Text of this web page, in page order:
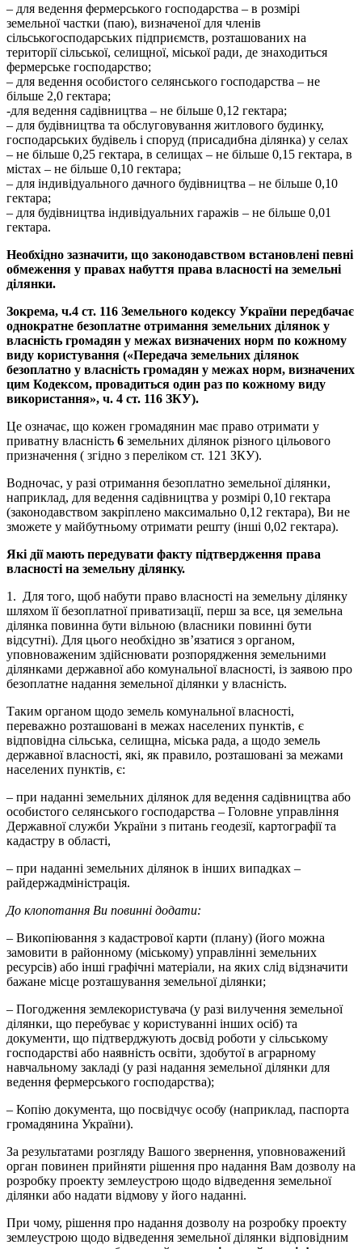
– для ведення фермерського господарства – в розмірі
земельної частки (паю), визначеної для членів
сільськогосподарських підприємств, розташованих на
території сільської, селищної, міської ради, де знаходиться
фермерське господарство;
– для ведення особистого селянського господарства – не
більше 2,0 гектара;
-для ведення садівництва – не більше 0,12 гектара;
– для будівництва та обслуговування житлового будинку,
господарських будівель і споруд (присадибна ділянка) у селах
– не більше 0,25 гектара, в селищах – не більше 0,15 гектара, в
містах – не більше 0,10 гектара;
– для індивідуального дачного будівництва – не більше 0,10
гектара;
– для будівництва індивідуальних гаражів – не більше 0,01
гектара.
Необхідно зазначити, що законодавством встановлені певні
обмеження у правах набуття права власності на земельні
ділянки.
Зокрема, ч.4 ст. 116 Земельного кодексу України передбачає
однократне безоплатне отримання земельних ділянок у
власність громадян у межах визначених норм по кожному
виду користування («Передача земельних ділянок
безоплатно у власність громадян у межах норм, визначених
цим Кодексом, провадиться один раз по кожному виду
використання», ч. 4 ст. 116 ЗКУ).
Це означає, що кожен громадянин має право отримати у
приватну власність 6 земельних ділянок різного цільового
призначення ( згідно з переліком ст. 121 ЗКУ).
Водночас, у разі отримання безоплатно земельної ділянки,
наприклад, для ведення садівництва у розмірі 0,10 гектара
(законодавством закріплено максимально 0,12 гектара), Ви не
зможете у майбутньому отримати решту (інші 0,02 гектара).
Які дії мають передувати факту підтвердження права
власності на земельну ділянку.
1. Для того, щоб набути право власності на земельну ділянку
шляхом її безоплатної приватизації, перш за все, ця земельна
ділянка повинна бути вільною (власники повинні бути
відсутні). Для цього необхідно зв’язатися з органом,
уповноваженим здійснювати розпорядження земельними
ділянками державної або комунальної власності, із заявою про
безоплатне надання земельної ділянки у власність.
Таким органом щодо земель комунальної власності,
переважно розташовані в межах населених пунктів, є
відповідна сільська, селищна, міська рада, а щодо земель
державної власності, які, як правило, розташовані за межами
населених пунктів, є:
– при наданні земельних ділянок для ведення садівництва або
особистого селянського господарства – Головне управління
Державної служби України з питань геодезії, картографії та
кадастру в області,
– при наданні земельних ділянок в інших випадках –
райдержадміністрація.
До клопотання Ви повинні додати:
– Викопіювання з кадастрової карти (плану) (його можна
замовити в районному (міському) управлінні земельних
ресурсів) або інші графічні матеріали, на яких слід відзначити
бажане місце розташування земельної ділянки;
– Погодження землекористувача (у разі вилучення земельної
ділянки, що перебуває у користуванні інших осіб) та
документи, що підтверджують досвід роботи у сільському
господарстві або наявність освіти, здобутої в аграрному
навчальному закладі (у разі надання земельної ділянки для
ведення фермерського господарства);
– Копію документа, що посвідчує особу (наприклад, паспорта
громадянина України).
За результатами розгляду Вашого звернення, уповноважений
орган повинен прийняти рішення про надання Вам дозволу на
розробку проекту землеустрою щодо відведення земельної
ділянки або надати відмову у його наданні.
При чому, рішення про надання дозволу на розробку проекту
землеустрою щодо відведення земельної ділянки відповідним